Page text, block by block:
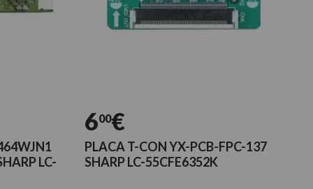
LC-
600€
PLACA T-CON YX-PCB-FPC-137
SHARP LC-55CFE6352K